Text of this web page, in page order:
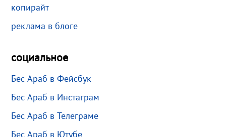
копирайт
реклама в блоге
социальное
Бес Араб в Фейсбук
Бес Араб в Инстаграм
Бес Араб в Телеграме
Бес Араб в Ютубе